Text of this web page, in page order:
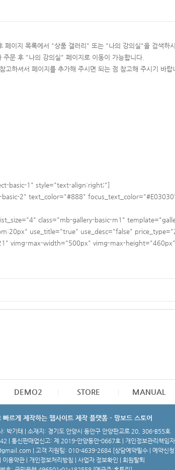
이지 목록에서 "상품 갤러리" 또는 "나의 강의실"을 검색하
문 후 "나의 강의실" 페이지로 이동이 가능합니다.
하셔서 페이지를 추가해 주시면 되는 점 참고해 주시기 바랍
basic-1" style="text-align:right;"]
2" text_color="#888"
class="mb-gallery-basic-m1"
use_title="true" use_desc="false"
vimg-max-width="500px" vimg-max-
DEMO2 STORE MANUAL
빠르게 제작하는 웹사이트 제작 플랫폼 - 망보드 스토어
: 박기태 | 소재지: 경기도 안양시 동안구 안양판교로 20, 306-B55호
| 통신판매업신고: 제 2019-안양동안-0667호 | 개인정보관리책임
| 고객 지원팀: 010-4639-2684 [상담예약필수 | 예약신청]
이용약관 개인정보처리방침 사업자 정보확인
회원탈퇴